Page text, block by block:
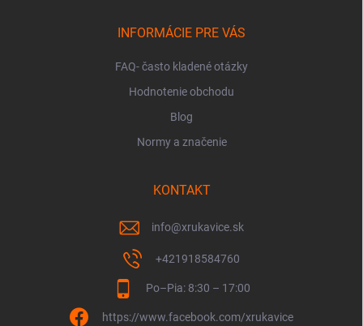
INFORMÁCIE PRE VÁS
FAQ- často kladené otázky
Hodnotenie obchodu
Blog
Normy a značenie
KONTAKT
info@xrukavice.sk
+421918584760
Po–Pia: 8:30 – 17:00
https://www.facebook.com/xrukavice